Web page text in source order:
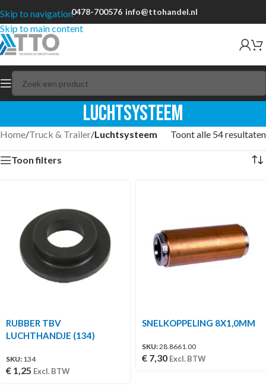
Skip to navigation
Skip to main content
0478-700576 info@ttohandel.nl
Luchtsysteem
Home/Truck & Trailer/Luchtsysteem Toont alle 54 resultaten
Toon filters
RUBBER TBV
LUCHTHANDJE (134)
SKU: 134
€ 1,25 Excl. BTW
SNELKOPPELING 8X1,0MM
SKU:28.8661.00
€ 7,30 Excl. BTW